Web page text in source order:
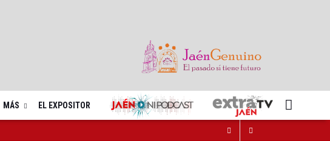
MÁS EL EXPOSITOR